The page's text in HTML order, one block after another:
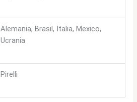
Alemania, Brasil, Italia, Mexico,
Ucrania
Pirelli